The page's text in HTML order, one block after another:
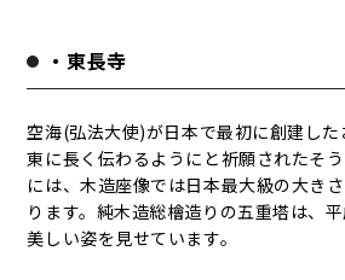
・東長寺
空海(弘法大使)が日本で最初に創建し
東に長く伝わるようにと祈願されたそ
には、木造座像では日本最大級の大き
ります。純木造総檜造りの五重塔は、平
美しい姿を見せています。